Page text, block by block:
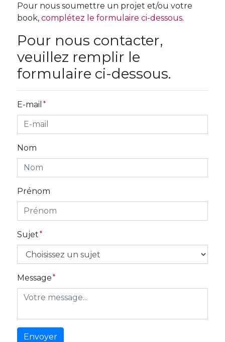
Pour nous soumettre un projet et/ou votre
book, complétez le formulaire ci-dessous.
Pour nous contacter,
veuillez remplir le
formulaire ci-dessous.
E-mail
Nom
Prénom
Sujet
Message
Envoyer